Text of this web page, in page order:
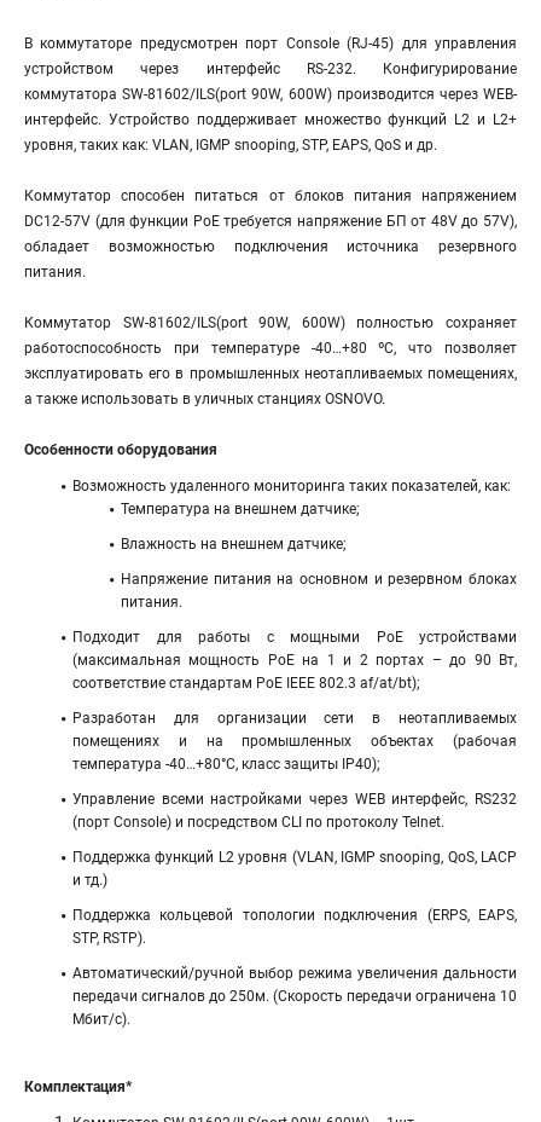
В коммутаторе предусмотрен порт Console (RJ-45) для управления
устройством через интерфейс RS-232. Конфигурирование
коммутатора SW-81602/ILS(port 90W, 600W) производится через WEB-
интерфейс. Устройство поддерживает множество функций L2 и L2+
уровня, таких как: VLAN, IGMP snooping, STP, EAPS, QoS и др.
Коммутатор способен питаться от блоков питания напряжением
DC12-57V (для функции PoE требуется напряжение БП от 48V до 57V),
обладает возможностью подключения источника резервного
питания.
Коммутатор SW-81602/ILS(port 90W, 600W) полностью сохраняет
работоспособность при температуре -40…+80 ºС, что позволяет
эксплуатировать его в промышленных неотапливаемых помещениях,
а также использовать в уличных станциях OSNOVO.
Особенности оборудования
Возможность удаленного мониторинга таких показателей, как:
Температура на внешнем датчике;
Влажность на внешнем датчике;
Напряжение питания на основном и резервном блоках
питания.
Подходит для работы с мощными PoE устройствами
(максимальная мощность РоЕ на 1 и 2 портах – до 90 Вт,
соответствие стандартам PoE IEEE 802.3 af/at/bt);
Разработан для организации сети в неотапливаемых
помещениях и на промышленных объектах (рабочая
температура -40…+80°С, класс защиты IP40);
Управление всеми настройками через WEB интерфейс, RS232
(порт Console) и посредством CLI по протоколу Telnet.
Поддержка функций L2 уровня (VLAN, IGMP snooping, QoS, LACP
и тд.)
Поддержка кольцевой топологии подключения (ERPS, EAPS,
STP, RSTP).
Автоматический/ручной выбор режима увеличения дальности
передачи сигналов до 250м. (Скорость передачи ограничена 10
Мбит/с).
Комплектация*